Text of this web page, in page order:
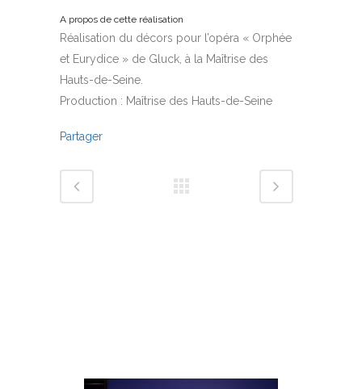
A propos de cette réalisation
Réalisation du décors pour l’opéra « Orphée
et Eurydice » de Gluck, à la Maîtrise des
Hauts-de-Seine.
Production : Maîtrise des Hauts-de-Seine
Partager